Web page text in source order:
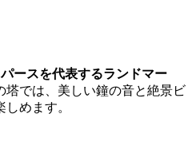
ースを代表するランドマー
塔では、美しい鐘の音と絶景ビ
めます。